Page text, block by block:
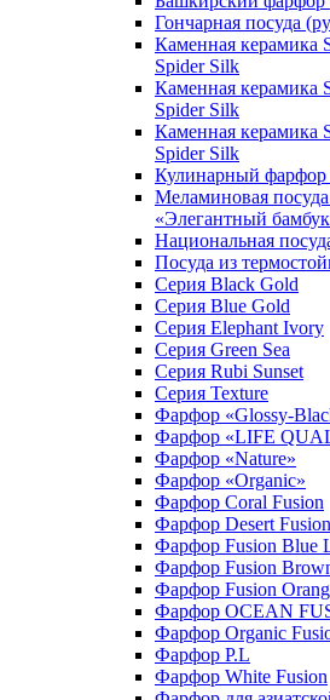
Гончарная посуда
Каменная керамика
Spider Silk
Каменная керамика
Spider Silk
Каменная керамика
Spider Silk
Кулинарный
Меламиновая
«Элегантный
Национальная
Посуда из
Серия Black Gold
Серия Blue Gold
Серия Elephant Ivory
Серия Green Sea
Серия Rubi Sunset
Серия Texture
Фарфор «Glossy-
Фарфор «LIFE
Фарфор «Nature»
Фарфор «Organic»
Фарфор Coral Fusion
Фарфор Desert Fusion
Фарфор Fusion Blue
Фарфор Fusion
Фарфор Fusion
Фарфор OCEAN
Фарфор Organic
Фарфор P.L
Фарфор White Fusion